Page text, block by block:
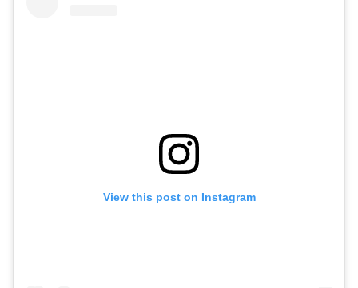
View this post on Instagram